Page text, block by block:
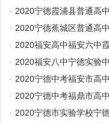
· 2020宁德霞浦县普通高
· 2020宁德蕉城区普通高
· 2020福安高中福安六中
· 2020福安八中宁德实验
· 2020宁德中考福安市高
· 2020宁德中考福鼎市高
· 2020宁德市实验学校宁